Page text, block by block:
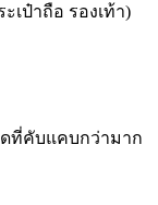
เป๋าถือ รองเท้า)
ที่คับแคบกว่ามาก